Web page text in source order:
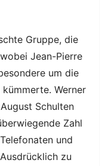
Gruppe, die
Jean-Pierre
um die
Werner
Schulten
Zahl
und
zu